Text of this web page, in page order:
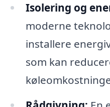
Isolering og
moderne
installere
som kan